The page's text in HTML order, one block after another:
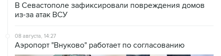
В Севастополе зафиксировали повреждения домов
из-за атак ВСУ
08 августа, 14:27
Аэропорт "Внуково" работает по согласованию